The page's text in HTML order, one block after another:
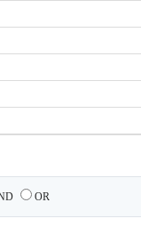
OR